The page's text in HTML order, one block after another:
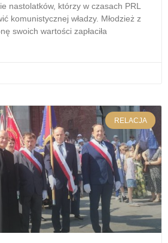
nastolatków, którzy w czasach PRL
komunistycznej władzy. Młodzież z
swoich wartości zapłaciła
RELACJA